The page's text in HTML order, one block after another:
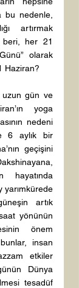
bu nedenle,
artırmak
beri, her 21
olarak
Haziran?
gün ve
yoga
nedeni
6 aylık bir
geçişini
hayatında
yarımkürede
artık
yönünün
önem
bunlar, insan
etkiler
Dünya
tesadüf